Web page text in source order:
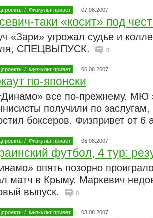
/ Физкульт привет 07.08.2007
таки «косит» под
«Зари» угрожал судье и
СПЕЦВЫПУСК.
0
/ Физкульт привет 06.08.2007
по-японски
все по-прежнему. МЮ
получили по
боксеров. Физпривет от 6
/ Физкульт привет 06.08.2007
футбол, 4 тур:
опять позорно
матч в Крыму. Маркевич
выпуск.
0
/ Физкульт привет 03.08.2007